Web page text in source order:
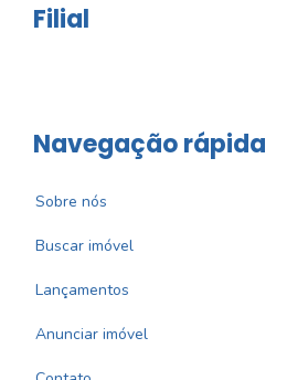
Filial
Navegação rápida
Sobre nós
Buscar imóvel
Lançamentos
Anunciar imóvel